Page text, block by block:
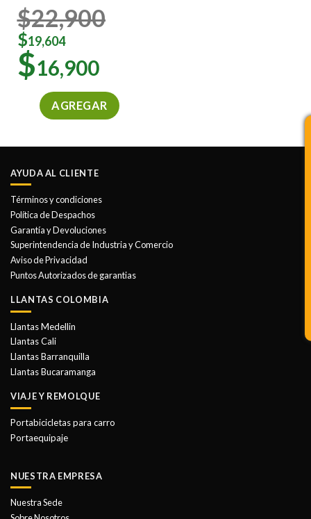
producto
$22,900
$19,604
$16,900
AGREGAR
AYUDA AL CLIENTE
Términos y condiciones
Política de Despachos
Garantía y Devoluciones
Superintendencia de Industria y Comercio
Aviso de Privacidad
Puntos Autorizados de garantias
LLANTAS COLOMBIA
Llantas Medellin
Llantas Cali
Llantas Barranquilla
Llantas Bucaramanga
VIAJE Y REMOLQUE
Portabicicletas para carro
Portaequipaje
NUESTRA EMPRESA
Nuestra Sede